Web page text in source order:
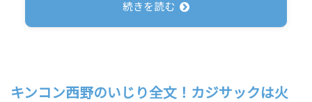
続きを読む
キンコン西野のいじり全文！カジサックは火